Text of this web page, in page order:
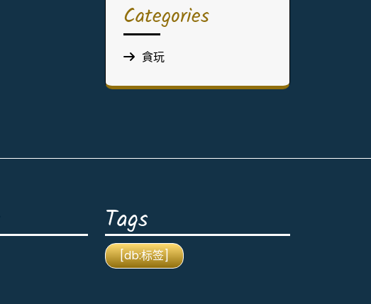
Categories
貪玩
Tags
[db:标签]